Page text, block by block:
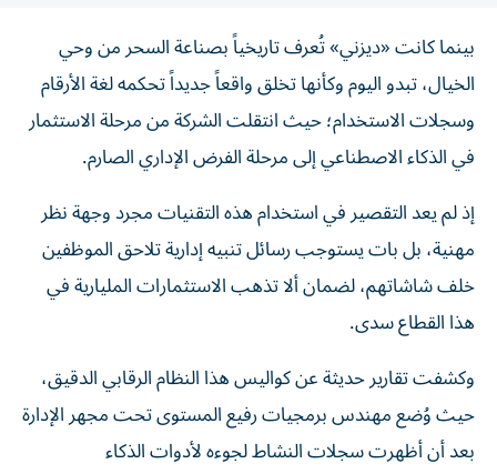
بينما كانت «ديزني» تُعرف تاريخياً بصناعة السحر من وحي
الخيال، تبدو اليوم وكأنها تخلق واقعاً جديداً تحكمه لغة الأرقام
وسجلات الاستخدام؛ حيث انتقلت الشركة من مرحلة الاستثمار
في الذكاء الاصطناعي إلى مرحلة الفرض الإداري الصارم.
إذ لم يعد التقصير في استخدام هذه التقنيات مجرد وجهة نظر
مهنية، بل بات يستوجب رسائل تنبيه إدارية تلاحق الموظفين
خلف شاشاتهم، لضمان ألا تذهب الاستثمارات المليارية في
هذا القطاع سدى.
وكشفت تقارير حديثة عن كواليس هذا النظام الرقابي الدقيق،
حيث وُضع مهندس برمجيات رفيع المستوى تحت مجهر الإدارة
بعد أن أظهرت سجلات النشاط لجوءه لأدوات الذكاء